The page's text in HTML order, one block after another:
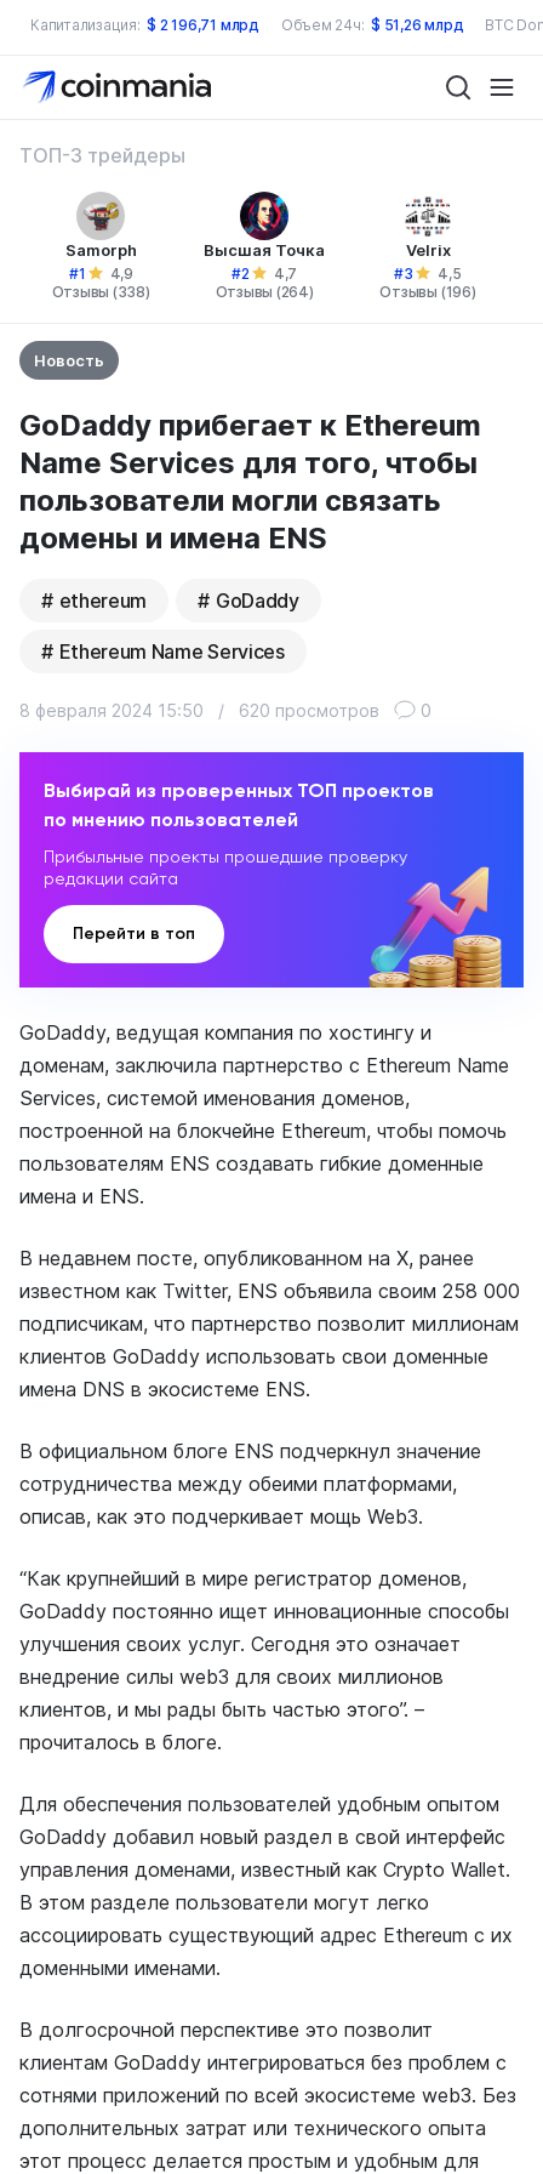
Капитализация: $ 2 196,71 млрд Объем 24ч: $ 51,26 млрд BTC
ТОП-3 трейдеры
Samorph
#1
4,9
Отзывы (338)
Высшая Точка
#2
4,7
Отзывы (264)
Velrix
#3
4,5
Отзывы (196)
Новость
GoDaddy прибегает к Ethereum
Name Services для того, чтобы
пользователи могли связать
домены и имена ENS
ethereum GoDaddy
Ethereum Name Services
8 февраля 2024 15:50 / 620 просмотров 0
Выбирай из проверенных ТОП проектов
по мнению пользователей
Прибыльные проекты прошедшие проверку
редакции сайта
Перейти в топ
GoDaddy, ведущая компания по хостингу и
доменам, заключила партнерство с Ethereum Name
Services, системой именования доменов,
построенной на блокчейне Ethereum, чтобы помочь
пользователям ENS создавать гибкие доменные
имена и ENS.
В недавнем посте, опубликованном на X, ранее
известном как Twitter, ENS объявила своим 258 000
подписчикам, что партнерство позволит миллионам
клиентов GoDaddy использовать свои доменные
имена DNS в экосистеме ENS.
В официальном блоге ENS подчеркнул значение
сотрудничества между обеими платформами,
описав, как это подчеркивает мощь Web3.
“Как крупнейший в мире регистратор доменов,
GoDaddy постоянно ищет инновационные способы
улучшения своих услуг. Сегодня это означает
внедрение силы web3 для своих миллионов
клиентов, и мы рады быть частью этого”. –
прочиталось в блоге.
Для обеспечения пользователей удобным опытом
GoDaddy добавил новый раздел в свой интерфейс
управления доменами, известный как Crypto Wallet.
В этом разделе пользователи могут легко
ассоциировать существующий адрес Ethereum с их
доменными именами.
В долгосрочной перспективе это позволит
клиентам GoDaddy интегрироваться без проблем с
сотнями приложений по всей экосистеме web3. Без
дополнительных затрат или технического опыта
этот процесс делается простым и удобным для